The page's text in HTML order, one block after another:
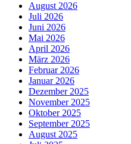
August 2026
Juli 2026
Juni 2026
Mai 2026
April 2026
März 2026
Februar 2026
Januar 2026
Dezember 2025
November 2025
Oktober 2025
September 2025
August 2025